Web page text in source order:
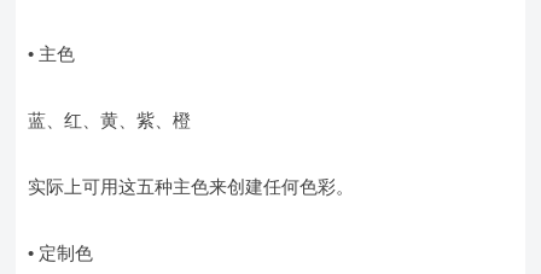
• 主色
蓝、红、黄、紫、橙
实际上可用这五种主色来创建任何色彩。
• 定制色